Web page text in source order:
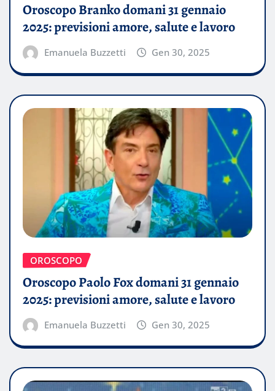
Oroscopo Branko domani 31 gennaio
2025: previsioni amore, salute e lavoro
Emanuela Buzzetti Gen 30, 2025
OROSCOPO
Oroscopo Paolo Fox domani 31 gennaio
2025: previsioni amore, salute e lavoro
Emanuela Buzzetti Gen 30, 2025